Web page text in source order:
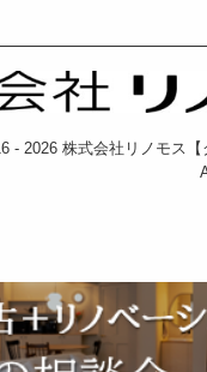
- 2026 株式会社リノモス【